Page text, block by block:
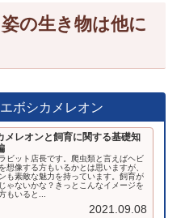
の生き物は他に
ボシカメレオン
メレオンと飼育に関する基礎知
ビット店長です。爬虫類と言えばヘビ
想像する方もいるかとは思いますが、
も素敵な魅力を持っています。飼育が
ゃないかな？きっとこんなイメージを
もいると...
2021.09.08